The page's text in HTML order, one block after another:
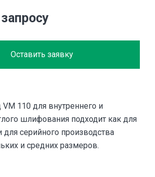
Оставить заявку
110 для внутреннего и
шлифования подходит как для
для серийного производства
и средних размеров.